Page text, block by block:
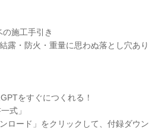
施工手引き
露・防火・重量に思わぬ落とし穴あり
をすぐにつくれる！
式」
ロード」をクリックして、付録ダウン